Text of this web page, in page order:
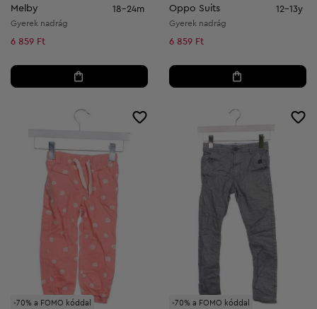
Melby 18-24m
Gyerek nadrág
6 859 Ft
Oppo Suits 12-13y
Gyerek nadrág
6 859 Ft
-70% a FOMO kóddal -70% a FOMO kóddal